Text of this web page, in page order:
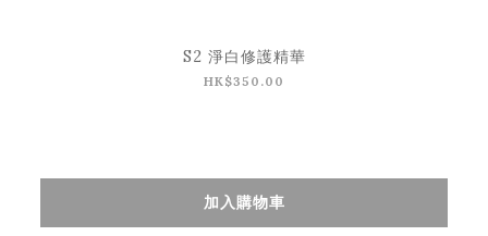
S2 淨白修護精華
HK$350.00
加入購物車